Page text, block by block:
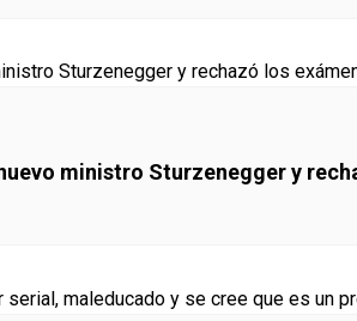
ministro Sturzenegger y